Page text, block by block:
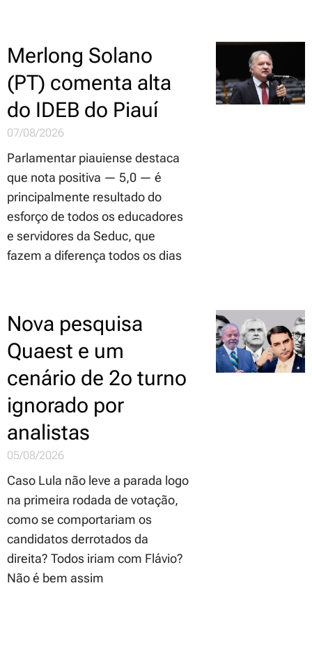
Merlong Solano
(PT) comenta alta
do IDEB do Piauí
07/08/2026
Parlamentar piauiense destaca
que nota positiva — 5,0 — é
principalmente resultado do
esforço de todos os educadores
e servidores da Seduc, que
fazem a diferença todos os dias
Nova pesquisa
Quaest e um
cenário de 2o turno
ignorado por
analistas
05/08/2026
Caso Lula não leve a parada logo
na primeira rodada de votação,
como se comportariam os
candidatos derrotados da
direita? Todos iriam com Flávio?
Não é bem assim